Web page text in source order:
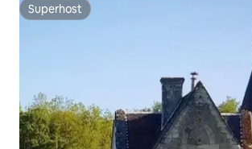
Superhost
Superhost